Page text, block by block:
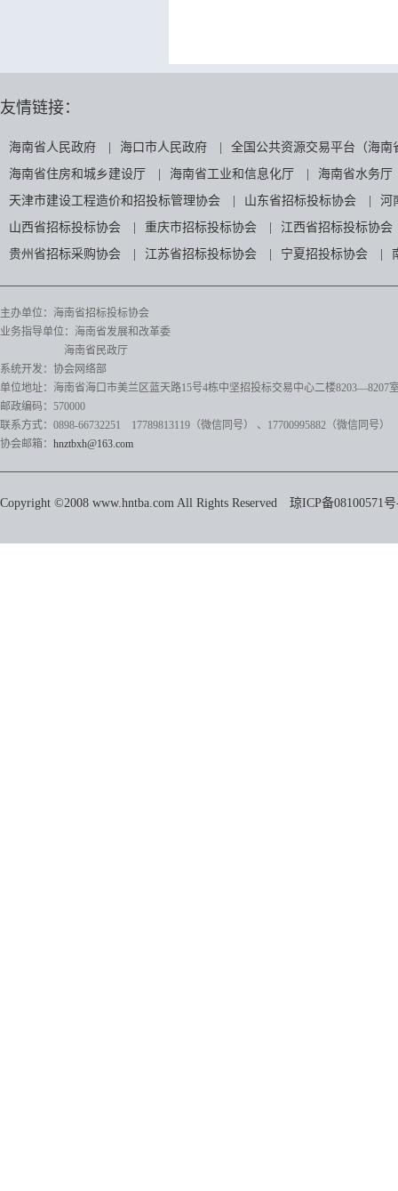
友情链接：
海南省人民政府 海口市人民政府
全国公共资源交易平台（海南
海南省住房和城乡建设厅
海南省工业和信息化厅
海南省水务厅
天津市建设工程造价和招投标管理协会
山东省招标投标协会
河
山西省招标投标协会
重庆市招标投标协会
江西省招标投标协会
贵州省招标采购协会
江苏省招标投标协会 宁夏招投标协会
主办单位：海南省招标投标协会
业务指导单位：海南省发展和改革委
海南省民政厅
系统开发：协会网络部
单位地址：海南省海口市美兰区蓝天路15号4栋中坚招投标交易中心二楼8203—8207
邮政编码：570000
联系方式：0898-66732251 17789813119（微信同号）
、17700995882 （微信同号）
协会邮箱： hnztbxh@163.com
Copyright ©2008 www.hntba.com All Rights Reserved 琼ICP备08100571